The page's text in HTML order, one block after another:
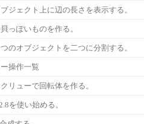
ジェクト上に辺の長さを表示する。
っぽいものを作る。
のオブジェクトを二つに分割する。
操作一覧
リューで回転体を作る。
を使い始める。